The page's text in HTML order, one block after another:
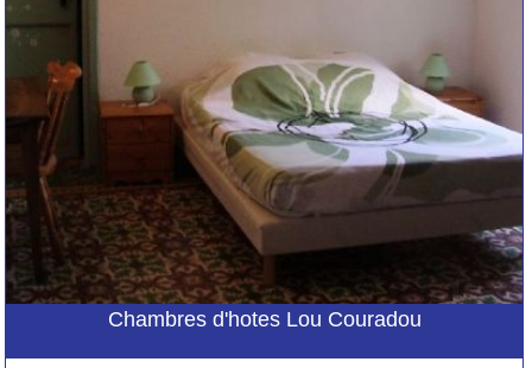
Chambres d'hotes Lou Couradou